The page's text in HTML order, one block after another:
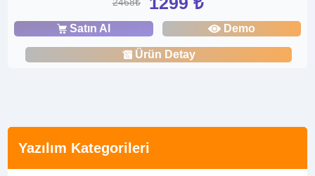
Yazılım Kategorileri
Satın Al Demo
Ürün Detay